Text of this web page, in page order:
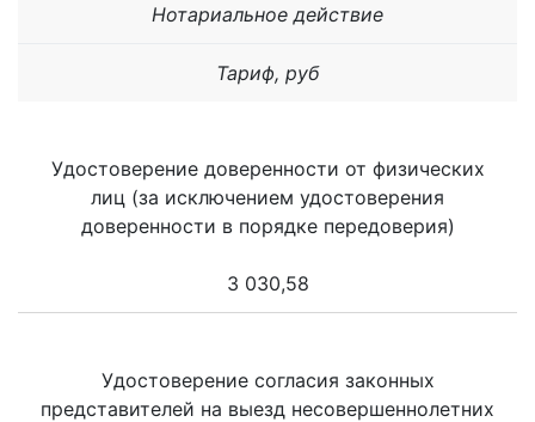
Нотариальное действие
Тариф, руб
Удостоверение доверенности от физических
лиц (за исключением удостоверения
доверенности в порядке передоверия)
3 030,58
Удостоверение согласия законных
представителей на выезд несовершеннолетних